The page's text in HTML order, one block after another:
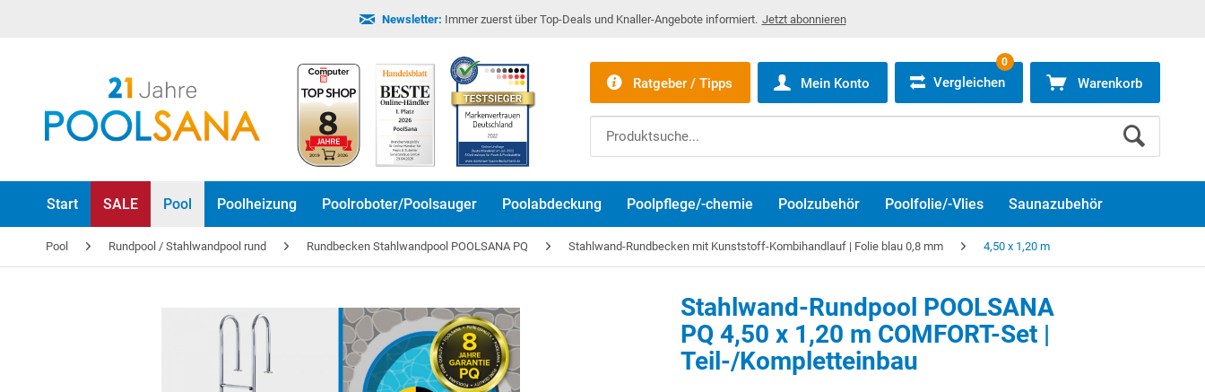
Newsletter: Immer zuerst über Top-Deals und Knaller-Angebote informiert. Jetzt abonnieren
Ratgeber / Tipps Mein Konto Vergleichen
0
Warenkorb
Start SALE Pool Poolheizung Poolroboter/Poolsauger Poolabdeckung Poolpflege/-chemie Poolzubehör Poolfolie/-Vlies Saunazubehör
Pool Rundpool / Stahlwandpool rund Rundbecken Stahlwandpool POOLSANA PQ Stahlwand-Rundbecken mit Kunststoff-Kombihandlauf | Folie blau 0,8 mm 4,50 x 1,20 m
Stahlwand-Rundpool POOLSANA
PQ 4,50 x 1,20 m COMFORT-Set |
Teil-/Kompletteinbau